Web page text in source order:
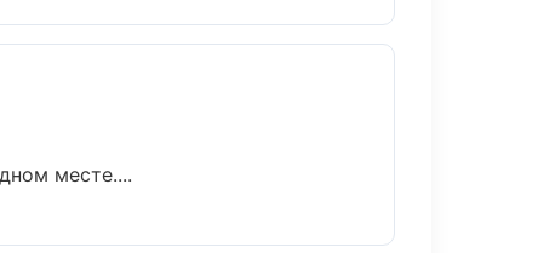
месте....